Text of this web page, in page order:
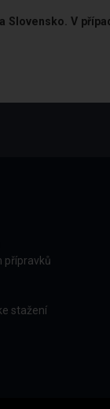
Slovensko. V
přípravků
stažení